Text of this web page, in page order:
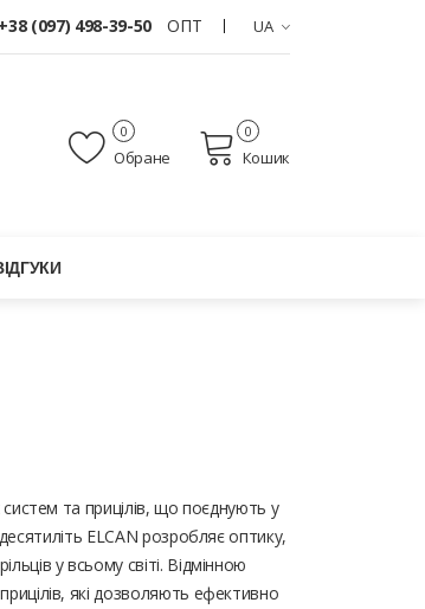
+38 (097) 498-39-50 ОПТ UA
Обране
0
Кошик
0
систем та прицілів, що поєднують у
ELCAN розробляє оптику,
у всьому світі. Відмінною
які дозволяють ефективно